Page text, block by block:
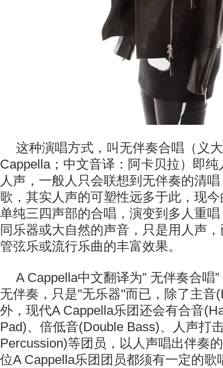
这种演唱方式，叫无伴奏合唱（义
Cappella；中文音译：阿卡贝拉）即
人声，一般人只会联想到无伴奏的清
歌，其实人声的可塑性远多于此，现
单纯三四声部的合唱，演变到多人重
同乐器或大自然的声音，只是用人声
管弦乐或流行乐曲的丰富效果。
A Cappella中文翻译为” 无伴奏合唱
无伴奏，只是"无乐器"而已，除了主音
外，现代A Cappella乐团还会有合音
Pad)、倍低音(Double Bass)、人声打
Percussion)等团员，以人声唱出伴奏
位A Cappella乐团团员都须有一定的歌